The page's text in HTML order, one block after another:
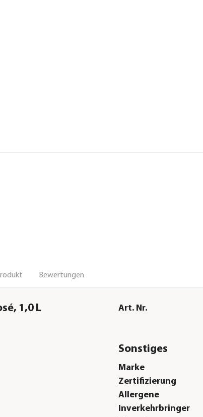
Bewertungen
1,0 L Art. Nr.
Sonstiges
Marke
Zertifizierung
Allergene
Inverkehrbringer